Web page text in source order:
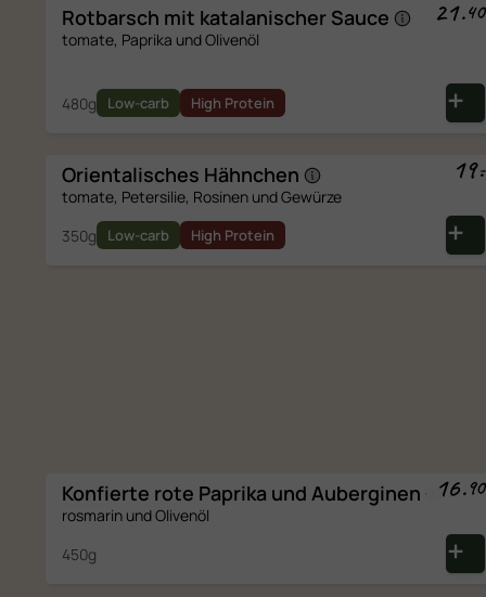
21.40
Rotbarsch mit katalanischer Sauce
tomate, Paprika und Olivenöl
480g Low-carb High Protein
19.
-
Orientalisches Hähnchen
tomate, Petersilie, Rosinen und Gewürze
350g
Low-carb High Protein
16.90
Konfierte rote Paprika und Auberginen
rosmarin und Olivenöl
450g